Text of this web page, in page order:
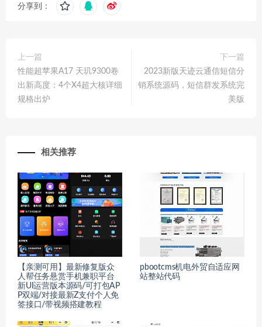
分享到：
上一篇
性能超苹果A17 天玑9300卷
出新高度：4个X4超大核详细
规格出炉
下一篇
2023新版天迹云通信短信分
销系统源码，短信群发系统完
美版
相关推荐
【亲测可用】最新修复版众
人帮任务悬赏手机兼职平台
新UI运营版本源码/可打包AP
P双端/对接最新Z支付个人免
签接口/带视频搭建教程
pbootcms机电外贸自适应网
站整站代码